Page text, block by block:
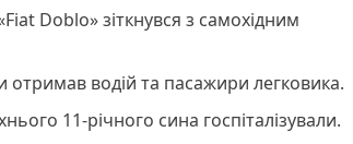
Doblo» зіткнувся з самохідним
отримав водій та пасажири легковика.
11-річного сина госпіталізували.